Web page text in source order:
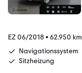
EZ 06/2018• 62.950 km
Navigationssystem
Sitzheizung